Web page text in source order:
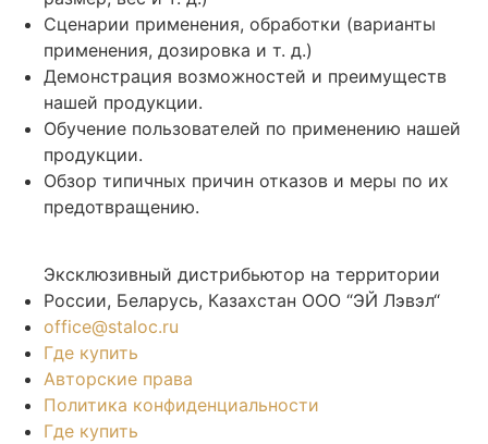
Сценарии применения, обработки (варианты
применения, дозировка и т. д.)
Демонстрация возможностей и преимуществ
нашей продукции.
Обучение пользователей по применению нашей
продукции.
Обзор типичных причин отказов и меры по их
предотвращению.
Эксклюзивный дистрибьютор на территории
России, Беларусь, Казахстан ООО “ЭЙ Лэвэл“
office@staloc.ru
Где купить
Авторские права
Политика конфиденциальности
Где купить